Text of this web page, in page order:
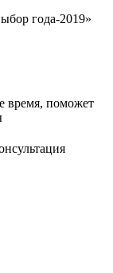
года-2019»
время, поможет